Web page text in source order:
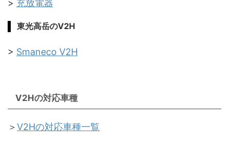
> 充放電器
東光高岳のV2H
> Smaneco V2H
V2Hの対応車種
＞V2Hの対応車種一覧